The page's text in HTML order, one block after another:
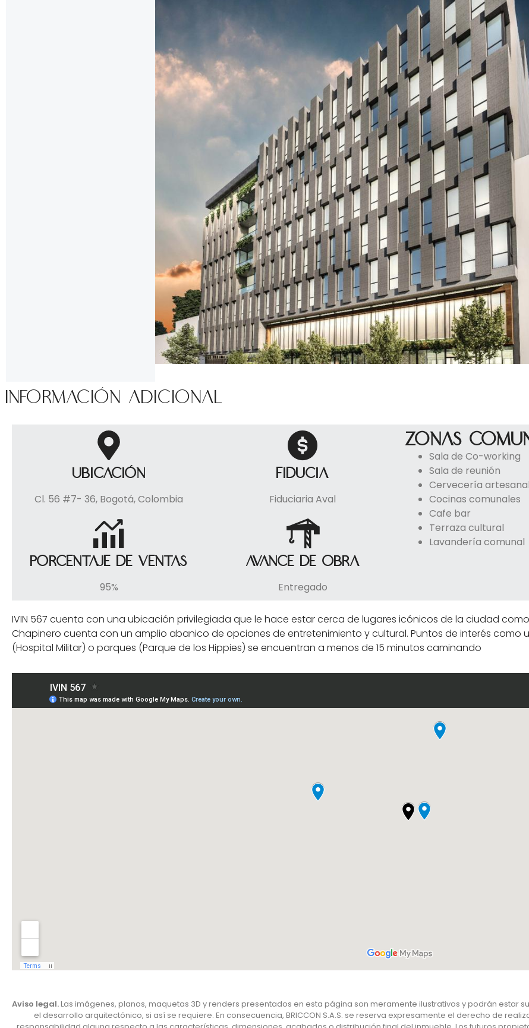
Información adicional
Ubicación
Cl. 56 #7- 36, Bogotá, Colombia
Fiducia
Fiduciaria Aval
Porcentaje de ventas
95%
Avance de obra
Entregado
Zonas
Sala de Co-working
Sala de reunión
Cervecería artesanal
Cocinas comunales
Cafe bar
Terraza cultural
Lavandería comunal
IVIN 567 cuenta con una ubicación privilegiada que le hace estar cerca de lugares icónicos de la ciudad como
Chapinero cuenta con un amplio abanico de opciones de entretenimiento y cultural. Puntos de interés como
(Hospital Militar) o parques (Parque de los Hippies) se encuentran a menos de 15 minutos caminando
Aviso legal.Las imágenes, planos, maquetas 3D y renders presentados en esta página son meramente ilustrativos y podrán estar
el desarrollo arquitectónico, si así se requiere. En consecuencia, BRICCON S.A.S. se reserva expresamente el derecho de